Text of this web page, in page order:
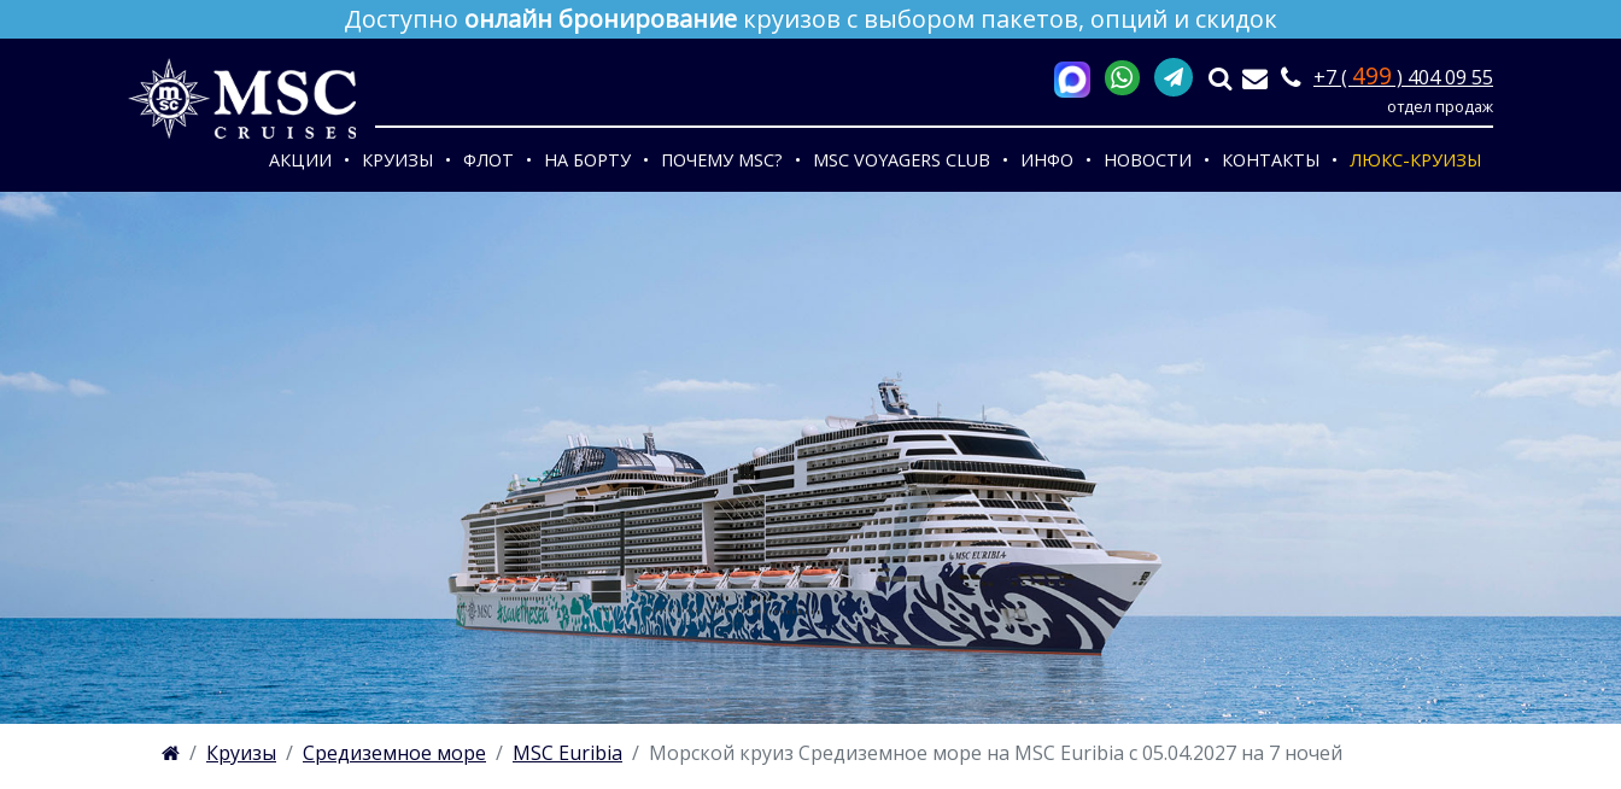
Доступно онлайн бронирование круизов с выбором пакетов, опций и скидок
+7 ( 499 ) 404 09 55
отдел продаж
АКЦИИ КРУИЗЫ ФЛОТ НА БОРТУ ПОЧЕМУ MSC? MSC VOYAGERS CLUB ИНФО НОВОСТИ КОНТАКТЫ ЛЮКС-КРУИЗЫ
Круизы Средиземное море MSC Euribia Морской круиз Средиземное море на MSC Euribia с 05.04.2027 на 7 ночей